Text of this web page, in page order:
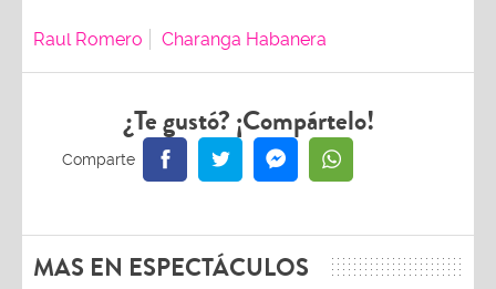
Raul Romero Charanga Habanera
¿Te gustó? ¡Compártelo!
MAS EN ESPECTÁCULOS